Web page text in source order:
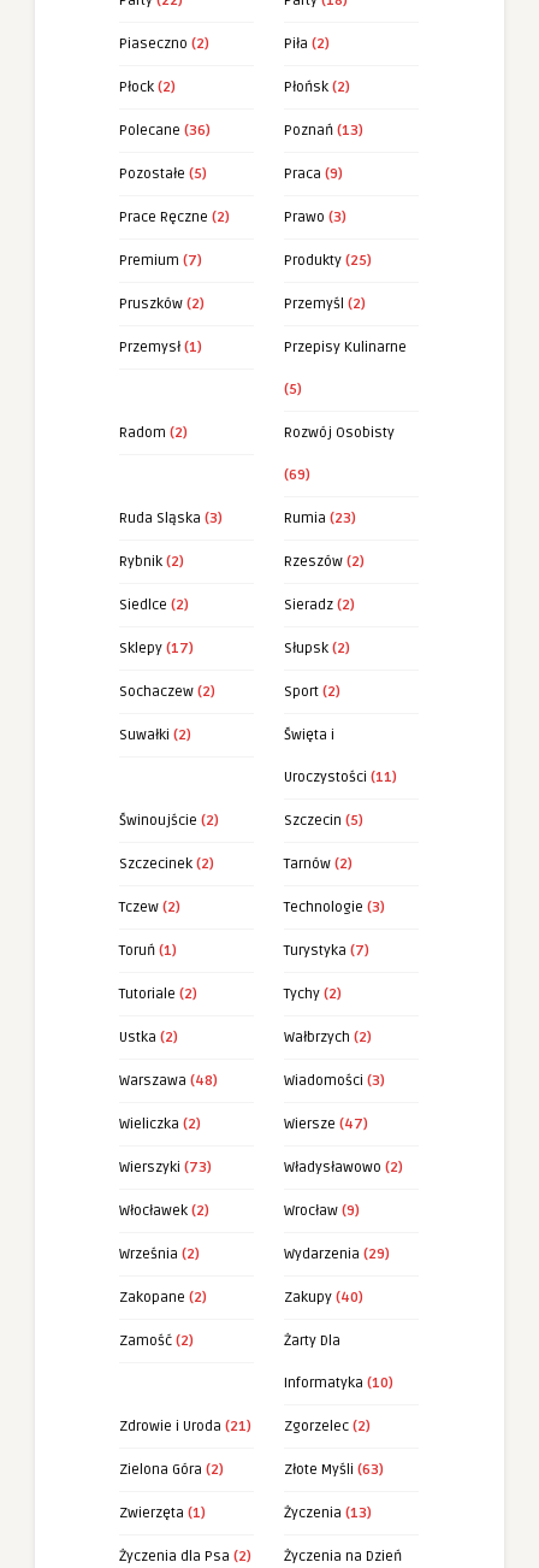
Piaseczno (2) Piła (2)
Płock (2) Płońsk (2)
Polecane (36) Poznań (13)
Pozostałe (5) Praca (9)
Prace Ręczne (2) Prawo (3)
Premium (7) Produkty (25)
Pruszków (2) Przemyśl (2)
Przemysł (1) Przepisy Kulinarne
(5)
Radom (2) Rozwój Osobisty
(69)
Ruda Sląska (3) Rumia (23)
Rybnik (2) Rzeszów (2)
Siedlce (2) Sieradz (2)
Sklepy (17) Słupsk (2)
Sochaczew (2) Sport (2)
Suwałki (2) Święta i
Uroczystości (11)
Świnoujście (2) Szczecin (5)
Szczecinek (2) Tarnów (2)
Tczew (2) Technologie (3)
Toruń (1) Turystyka (7)
Tutoriale (2) Tychy (2)
Ustka (2) Wałbrzych (2)
Warszawa (48) Wiadomości (3)
Wieliczka (2) Wiersze (47)
Wierszyki (73) Władysławowo (2)
Włocławek (2) Wrocław (9)
Września (2) Wydarzenia (29)
Zakopane (2) Zakupy (40)
Zamość (2) Żarty Dla
Informatyka (10)
Zdrowie i Uroda (21) Zgorzelec (2)
Zielona Góra (2) Złote Myśli (63)
Zwierzęta (1) Życzenia (13)
Życzenia dla Psa (2) Życzenia na Dzień